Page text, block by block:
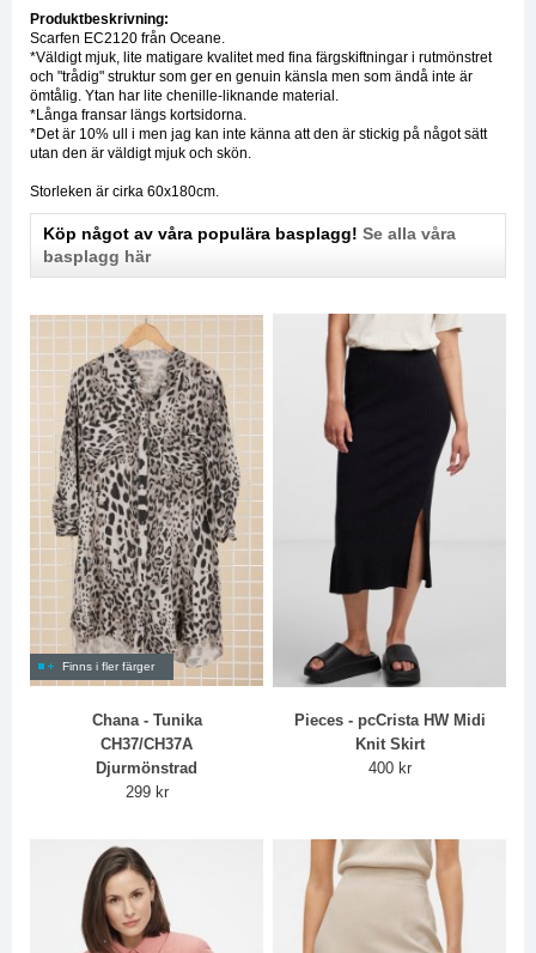
Produktbeskrivning:
Scarfen EC2120 från Oceane.
*Väldigt mjuk, lite matigare kvalitet med fina färgskiftningar i rutmönstret
och "trådig" struktur som ger en genuin känsla men som ändå inte är
ömtålig. Ytan har lite chenille-liknande material.
*Långa fransar längs kortsidorna.
*Det är 10% ull i men jag kan inte känna att den är stickig på något sätt
utan den är väldigt mjuk och skön.
Storleken är cirka 60x180cm.
Köp något av våra populära basplagg! Se alla våra
basplagg här
Finns i fler färger
Chana - Tunika
CH37/CH37A
Djurmönstrad
299 kr
Pieces - pcCrista HW Midi
Knit Skirt
400 kr